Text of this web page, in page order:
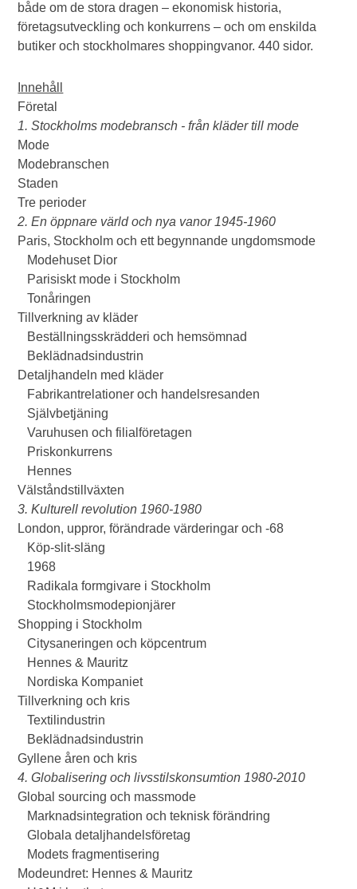
både om de stora dragen – ekonomisk historia,
företagsutveckling och konkurrens – och om enskilda
butiker och stockholmares shoppingvanor. 440 sidor.
Innehåll
Företal
1. Stockholms modebransch - från kläder till mode
Mode
Modebranschen
Staden
Tre perioder
2. En öppnare värld och nya vanor 1945-1960
Paris, Stockholm och ett begynnande ungdomsmode
Modehuset Dior
Parisiskt mode i Stockholm
Tonåringen
Tillverkning av kläder
Beställningsskrädderi och hemsömnad
Beklädnadsindustrin
Detaljhandeln med kläder
Fabrikantrelationer och handelsresanden
Självbetjäning
Varuhusen och filialföretagen
Priskonkurrens
Hennes
Välståndstillväxten
3. Kulturell revolution 1960-1980
London, uppror, förändrade värderingar och -68
Köp-slit-släng
1968
Radikala formgivare i Stockholm
Stockholmsmodepionjärer
Shopping i Stockholm
Citysaneringen och köpcentrum
Hennes & Mauritz
Nordiska Kompaniet
Tillverkning och kris
Textilindustrin
Beklädnadsindustrin
Gyllene åren och kris
4. Globalisering och livsstilskonsumtion 1980-2010
Global sourcing och massmode
Marknadsintegration och teknisk förändring
Globala detaljhandelsföretag
Modets fragmentisering
Modeundret: Hennes & Mauritz